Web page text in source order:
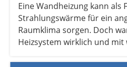
Eine Wandheizung kann als
Strahlungswärme für ein
Raumklima sorgen. Doch
Heizsystem wirklich und mit